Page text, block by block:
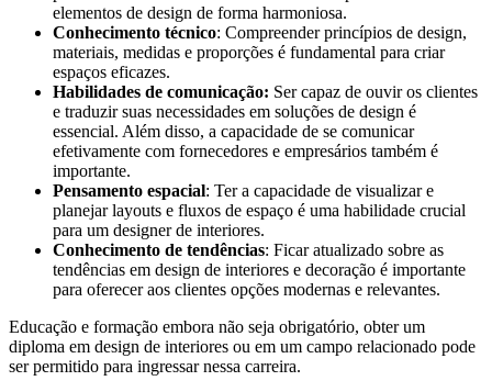
elementos de design de forma harmoniosa.
Conhecimento técnico: Compreender princípios de design,
materiais, medidas e proporções é fundamental para criar
espaços eficazes.
Habilidades de comunicação: Ser capaz de ouvir os clientes
e traduzir suas necessidades em soluções de design é
essencial. Além disso, a capacidade de se comunicar
efetivamente com fornecedores e empresários também é
importante.
Pensamento espacial: Ter a capacidade de visualizar e
planejar layouts e fluxos de espaço é uma habilidade crucial
para um designer de interiores.
Conhecimento de tendências: Ficar atualizado sobre as
tendências em design de interiores e decoração é importante
para oferecer aos clientes opções modernas e relevantes.
Educação e formação embora não seja obrigatório, obter um
diploma em design de interiores ou em um campo relacionado pode
ser permitido para ingressar nessa carreira.